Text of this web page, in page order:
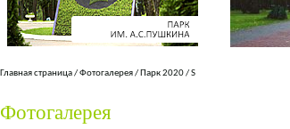
Главная страница/Фотогалерея/ Парк 2020/S
Фотогалерея